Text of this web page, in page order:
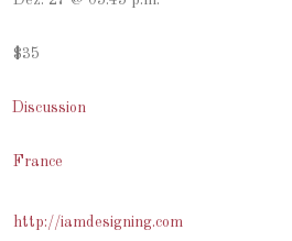
$35
Discussion
France
http://iamdesigning.com